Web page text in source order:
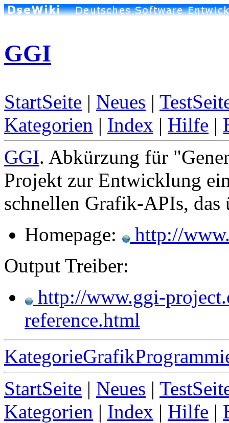
GGI
StartSeite | Neues |
Kategorien | Index | Hilfe |
GGI. Abkürzung für
Projekt zur Entwicklung
schnellen Grafik-APIs, das
Homepage:
http://
Output Treiber:
http://www.ggi-
reference.html
StartSeite | Neues |
Kategorien | Index | Hilfe |